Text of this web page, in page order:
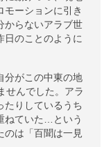
モーションに引き
からないアラブ世
日のことのように
分がこの中東の地
せんでした。アラ
たりしているうち
ねていた…という
のは「百聞は一見